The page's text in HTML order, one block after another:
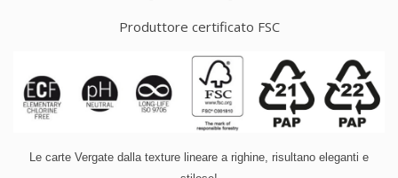
Produttore certificato FSC
Le carte Vergate dalla texture lineare a righine, risultano eleganti e